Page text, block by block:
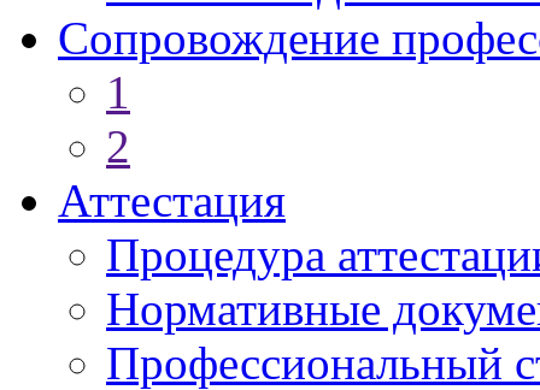
Сопровождение
1
2
Аттестация
Процедура
Нормативные
Профессиональный